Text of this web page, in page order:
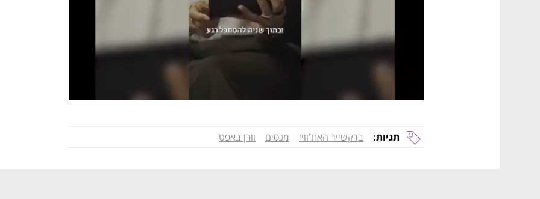
תגיות: ברקשייר האת'וויי מכסים וורן באפט